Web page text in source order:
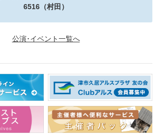
6516（村田）
公演･イベント一覧へ